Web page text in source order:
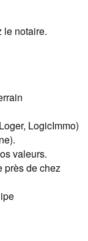
le notaire.
LogicImmo)
valeurs.
près de chez